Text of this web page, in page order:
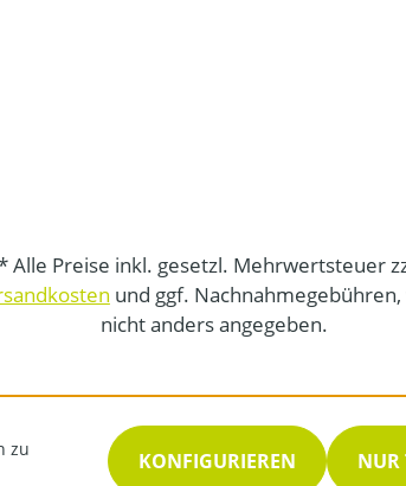
Alle Preise inkl. gesetzl. Mehrwertsteuer
und ggf.
nicht anders angegeben.
zu
NUR
KONFIGURIEREN